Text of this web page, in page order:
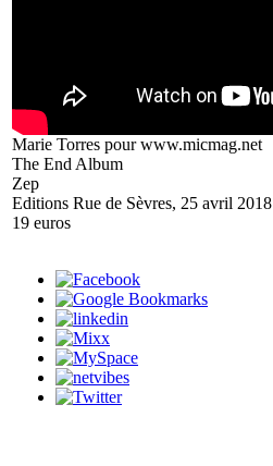
Marie Torres pour www.micmag.net
The End Album
Zep
Editions Rue de Sèvres, 25 avril 2018
19 euros